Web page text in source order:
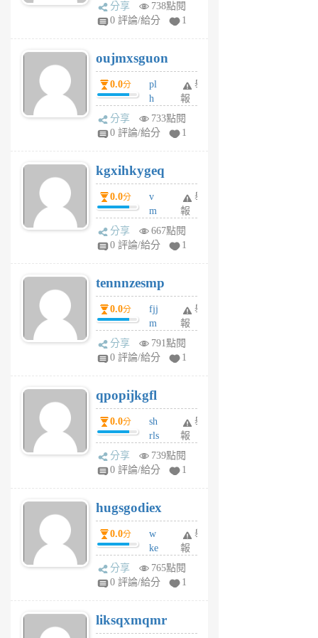
V
個
月
前
gy
個
月
前
分享
738點閱
0 評論/給分
1
oujmxsguon
0.0分
pl
h
wi
w
6
個
月
前
舉
報
分享
733點閱
0 評論/給分
1
kgxihkygeq
0.0分
v
m
sg
sr
6
個
月
前
舉
報
分享
667點閱
0 評論/給分
1
tennnzesmp
0.0分
fjj
m
w
rs
6
個
月
前
舉
報
分享
791點閱
0 評論/給分
1
qpopijkgfl
0.0分
sh
rls
k
m
6
個
月
前
舉
報
分享
739點閱
0 評論/給分
1
hugsgodiex
0.0分
w
ke
rv
pj
6
個
舉
報
分享
765點閱
0 評論/給分
1
liksqxmqmr